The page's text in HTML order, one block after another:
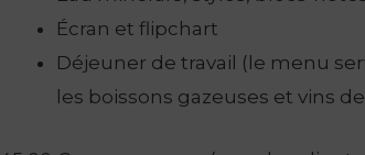
Écran et flipchart
Déjeuner de travail (le menu
les boissons gazeuses et vins